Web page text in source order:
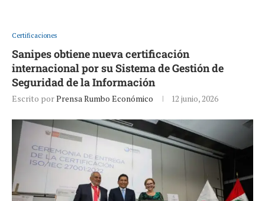
Certificaciones
Sanipes obtiene nueva certificación
internacional por su Sistema de Gestión de
Seguridad de la Información
Escrito porPrensa Rumbo Económico 12 junio, 2026